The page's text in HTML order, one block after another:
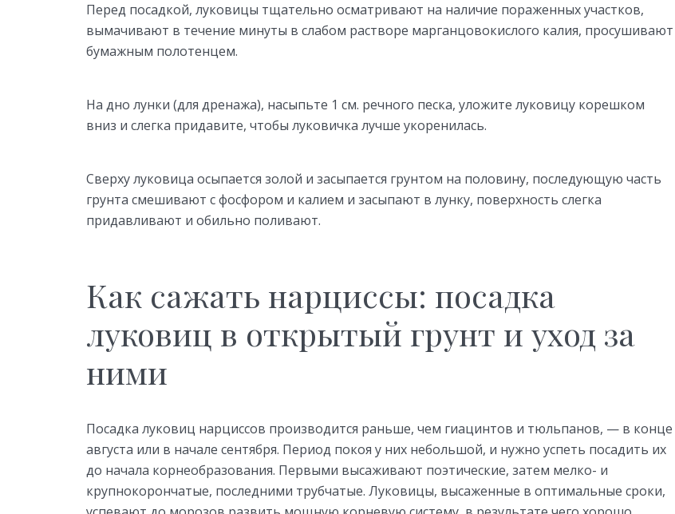
Перед посадкой, луковицы тщательно осматривают на наличие пораженных участков,
вымачивают в течение минуты в слабом растворе марганцовокислого калия, просушивают
бумажным полотенцем.
На дно лунки (для дренажа), насыпьте 1 см. речного песка, уложите луковицу корешком
вниз и слегка придавите, чтобы луковичка лучше укоренилась.
Сверху луковица осыпается золой и засыпается грунтом на половину, последующую часть
грунта смешивают с фосфором и калием и засыпают в лунку, поверхность слегка
придавливают и обильно поливают.
Как сажать нарциссы: посадка
луковиц в открытый грунт и уход за
ними
Посадка луковиц нарциссов производится раньше, чем гиацинтов и тюльпанов, — в конце
августа или в начале сентября. Период покоя у них небольшой, и нужно успеть посадить их
до начала корнеобразования. Первыми высаживают поэтические, затем мелко- и
крупнокорончатые, последними трубчатые. Луковицы, высаженные в оптимальные сроки,